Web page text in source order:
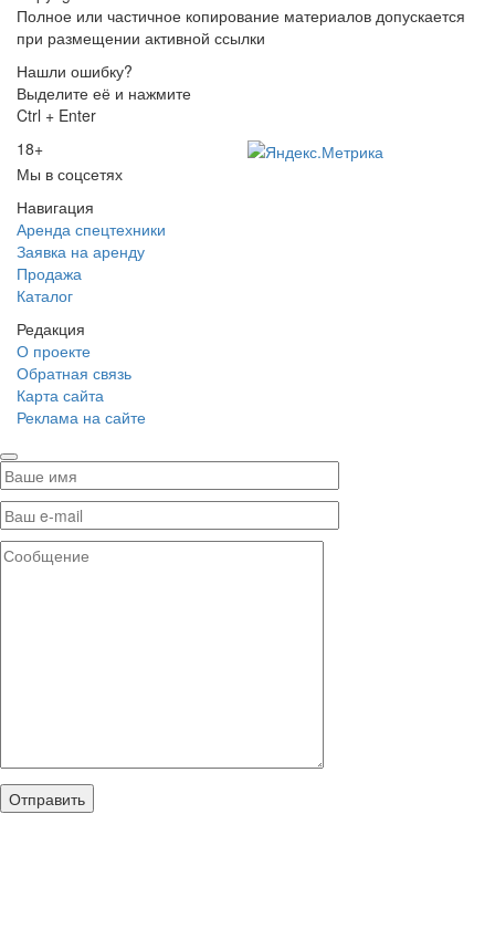
Полное или частичное копирование материалов допускается
при размещении активной ссылки
Нашли ошибку?
Выделите её и нажмите
Ctrl + Enter
18+
Мы в соцсетях
Навигация
Аренда спецтехники
Заявка на аренду
Продажа
Каталог
Редакция
О проекте
Обратная связь
Карта сайта
Реклама на сайте